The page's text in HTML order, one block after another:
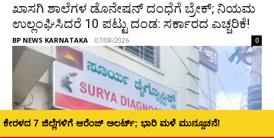
ಖಾಸಗಿ ಶಾಲೆಗಳ ಡೊನೇಷನ್ ದಂಧೆಗೆ ಬ್ರೇಕ್; ನಿಯಮ
ಉಲ್ಲಂಘಿಸಿದರೆ 10 ಪಟ್ಟು ದಂಡ: ಸರ್ಕಾರದ ಎಚ್ಚರಿಕೆ!
BP NEWS KARNATAKA - 07/08/2026 0
ಪ್ರತಿಕೂಲ ಹವಾಮಾನ; ಅಮರನಾಥ ಯಾತ್ರೆ ತಾತ್ಕಾಲಿಕ ಸ್ಥಗಿತ